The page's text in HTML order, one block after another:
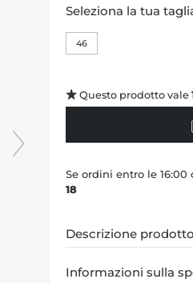
Seleziona la tua
46
Questo prodotto vale
Se ordini entro le
18
Descrizione prodotto
Informazioni sulla